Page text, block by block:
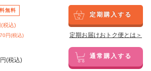
無料
(税込)
円(税込)
定期購入する
定期お届けおトク便とは＞
円(税込) 通常購入する